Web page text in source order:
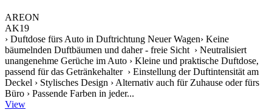
AREON
AK19
› Duftdose fürs Auto in Duftrichtung Neuer Wagen› Keine
bäumelnden Duftbäumen und daher - freie Sicht › Neutralisiert
unangenehme Gerüche im Auto › Kleine und praktische Duftdose,
passend für das Getränkehalter › Einstellung der Duftintensität am
Deckel › Stylisches Design › Alternativ auch für Zuhause oder fürs
Büro › Passende Farben in jeder...
View